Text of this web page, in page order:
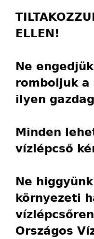
ELLEN!
Ne
romboljuk a
ilyen
Minden
vízlépcső
Ne
környezeti
Országos